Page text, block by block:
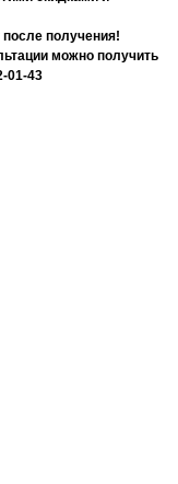
получения!
можно получить
01-43